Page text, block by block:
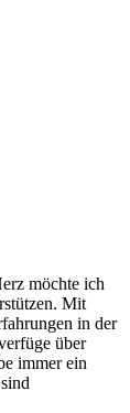
möchte ich
Mit
in der
über
immer ein